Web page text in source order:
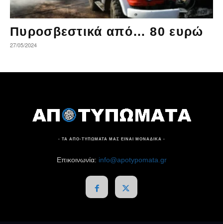
Πυροσβεστικά από… 80 ευρώ
27/05/2024
- ΤΑ ΑΠΟ-ΤΥΠΩΜΑΤΑ ΜΑΣ ΕΙΝΑΙ ΜΟΝΑΔΙΚΑ -
Επικοινωνία: info@apotypomata.gr